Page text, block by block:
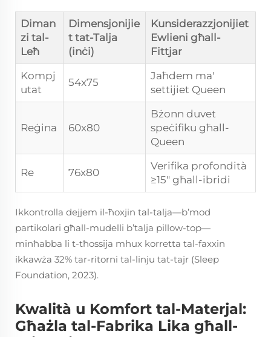
Diman
zi tal-
Leħ
Dimensjonijie
t tat-Talja
(inċi)
Kunsiderazzjonijiet
Ewlieni għall-
Fittjar
Kompj
utat
54x75
Jaħdem ma'
settijiet Queen
Reġina 60x80
Bżonn duvet
speċifiku għall-
Queen
Re 76x80
Verifika profondità
≥15" għall-ibridi
Ikkontrolla dejjem il-ħoxjin tal-talja—b’mod
partikolari għall-mudelli b’talja pillow-top—
minħabba li t-tħossija mhux korretta tal-faxxin
ikkawża 32% tar-ritorni tal-linju tat-tajr (Sleep
Foundation, 2023).
Kwalità u Komfort tal-Materjal:
Għażla tal-Fabrika Lika għall-